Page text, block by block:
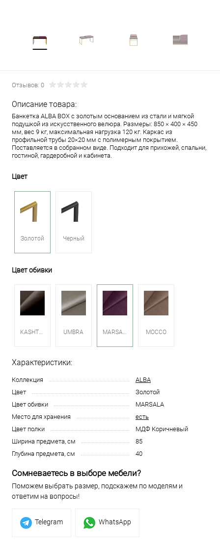
Отзывов: 0
Описание товара:
Банкетка ALBA BOX с золотым основанием из стали и мягкой
подушкой из искусственного велюра. Размеры: 850 × 400 × 450
мм, вес 9 кг, максимальная нагрузка 120 кг. Каркас из
профильной трубы 20×20 мм с полимерным покрытием.
Поставляется в собранном виде. Подходит для прихожей, спальни,
гостиной, гардеробной и кабинета.
Цвет
Золотой Черный
Цвет обивки
KASHTAN UMBRA MOCCO
Характеристики:
Коллекция
ALBA
Цвет
Золотой
Цвет обивки
MARSALA
Место для хранения
есть
Цвет полки
МДФ Коричневый
Ширина предмета, см
85
Глубина предмета, см
40
Сомневаетесь в выборе мебели?
Поможем выбрать размер, подскажем по моделям и
ответим на вопросы!
Telegram WhatsApp